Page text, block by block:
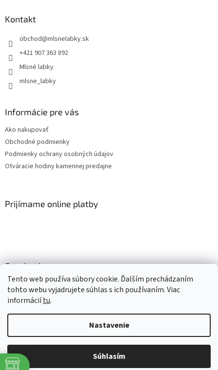
Tento web používa súbory cookie. Ďalším prechádzaním
tohto webu vyjadrujete súhlas s ich používaním. Viac
informáciítu.
Nastavenie
Súhlasím
Kontakt
obchod@mlsnelabky.sk
+421 907 363 892
Mlsné labky
mlsne_labky
Informácie pre vás
Ako nakupovať
Obchodné podmienky
Podmienky ochrany osobných údajov
Otváracie hodiny kamennej predajne
Prijímame online platby
Facebook
Vytvoril Shoptet
Copyright 2026Mlsné labky. Všetky práva vyhradené.Upraviť
nastavenie cookies